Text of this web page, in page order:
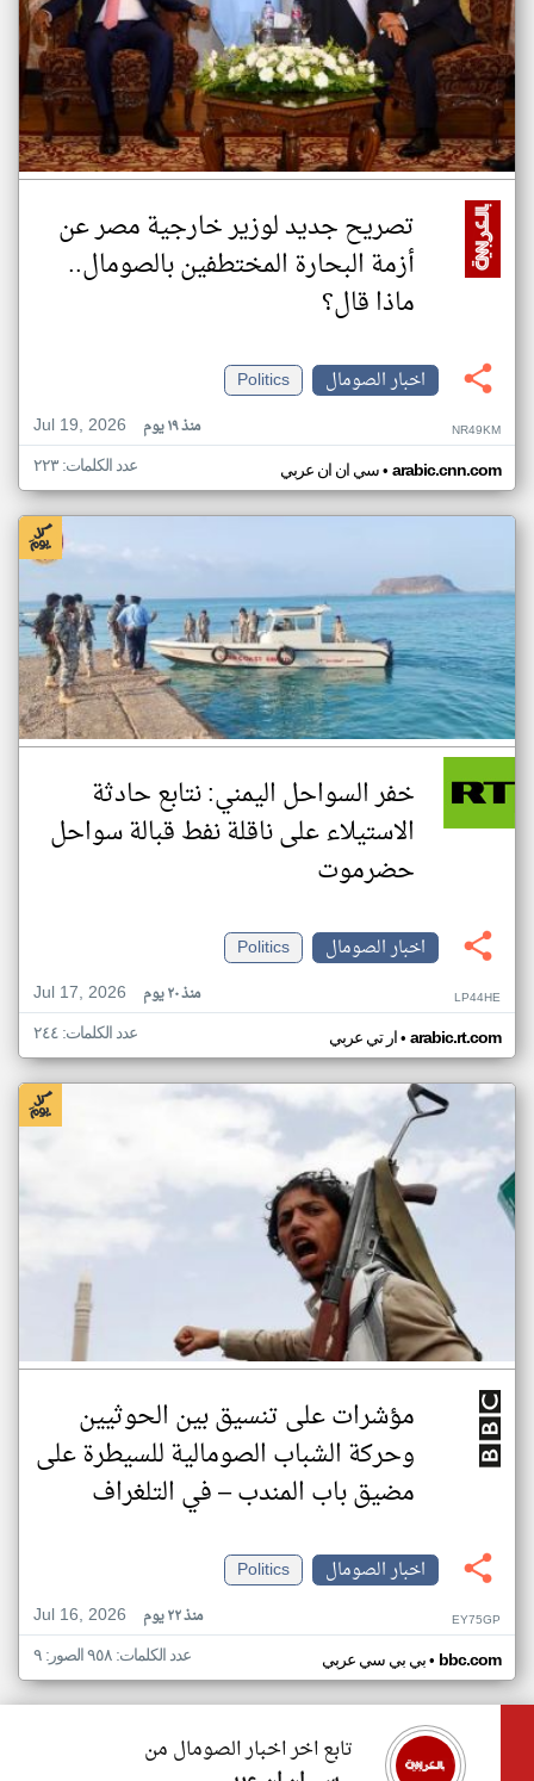
تصريح جديد لوزير خارجية مصر عن
أزمة البحارة المختطفين بالصومال..
ماذا قال؟
اخبار الصومال
Politics
Jul 19, 2026
منذ ١٩ يوم NR49KM
سي ان ان عربي• arabic.cnn.com عدد الكلمات: ٢٢٣
خفر السواحل اليمني: نتابع حادثة
الاستيلاء على ناقلة نفط قبالة سواحل
حضرموت
اخبار الصومال
Politics
Jul 17, 2026
منذ ٢٠ يوم LP44HE
ار تي عربي• arabic.rt.com عدد الكلمات: ٢٤٤
مؤشرات على تنسيق بين الحوثيين
وحركة الشباب الصومالية للسيطرة على
مضيق باب المندب – في التلغراف
اخبار الصومال
Politics
Jul 16, 2026
منذ ٢٢ يوم EY75GP
بي بي سي عربي• bbc.com عدد الكلمات: ٩٥٨ الصور: ٩
تابع اخر اخبار الصومال من